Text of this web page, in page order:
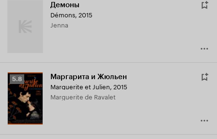
Демоны
Démons, 2015
Jenna
Рейтинг
Кинопоиска
5.8
5.8 Маргарита и Жюльен
Marguerite et Julien, 2015
Marguerite de Ravalet